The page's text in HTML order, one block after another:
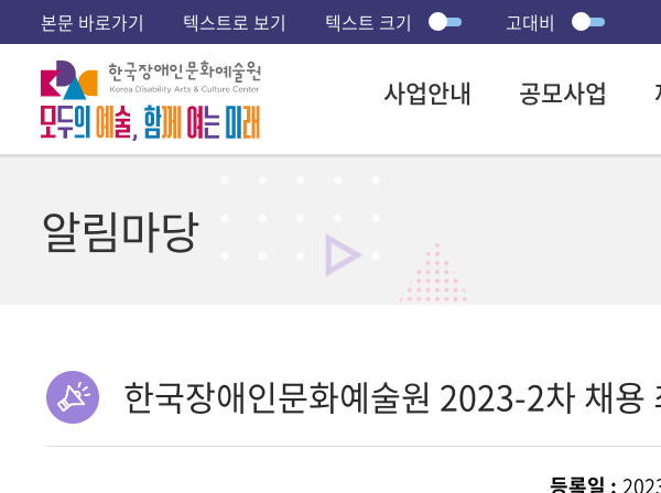
본문 바로가기 텍스트로 보기 텍스트 크기 고대비
사업안내 공모사업
알림마당
한국장애인문화예술원 2023-2차 채용
등록일 :